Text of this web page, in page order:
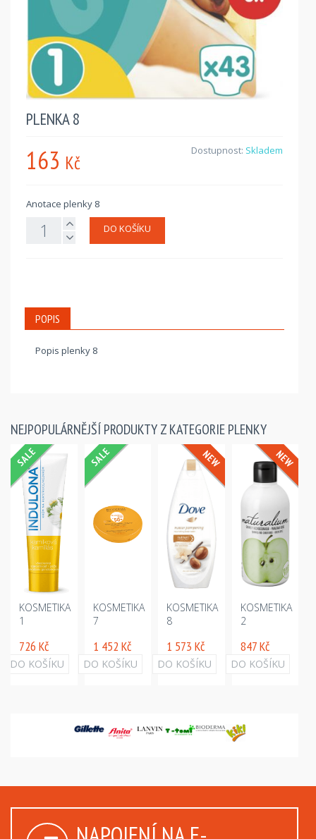
PLENKA 8
163 Kč
Dostupnost: Skladem
Anotace plenky 8
DO KOŠÍKU
POPIS
Popis plenky 8
NEJPOPULÁRNĚJŠÍ PRODUKTY Z KATEGORIE PLENKY
KOSMETIKA
1
726 Kč
DO KOŠÍKU
KOSMETIKA
7
1 452 Kč
DO KOŠÍKU
KOSMETIKA
8
1 573 Kč
DO KOŠÍKU
KOSMETIKA
2
847 Kč
DO KOŠÍKU